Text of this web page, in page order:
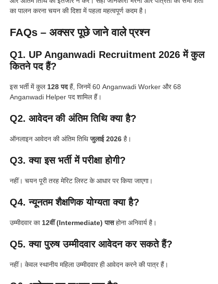
का पालन करना चयन की दिशा में पहला महत्वपूर्ण कदम है।
FAQs – अक्सर पूछे जाने वाले प्रश्न
Q1. UP Anganwadi Recruitment 2026 में कुल
कितने पद हैं?
इस भर्ती में कुल 128 पदहैं, जिनमें 60 Anganwadi Worker और 68
Anganwadi Helper पद शामिल हैं।
Q2. आवेदन की अंतिम तिथि क्या है?
ऑनलाइन आवेदन की अंतिम तिथिजुलाई 2026 है।
Q3. क्या इस भर्ती में परीक्षा होगी?
नहीं। चयन पूरी तरह मेरिट लिस्ट के आधार पर किया जाएगा।
Q4. न्यूनतम शैक्षणिक योग्यता क्या है?
उम्मीदवार का 12वीं (Intermediate) पासहोना अनिवार्य है।
Q5. क्या पुरुष उम्मीदवार आवेदन कर सकते हैं?
नहीं। केवल स्थानीय महिला उम्मीदवार ही आवेदन करने की पात्र हैं।